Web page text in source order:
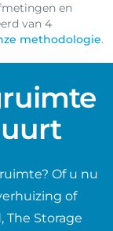
en
van 4
methodologie.
Of u nu
of
The Storage